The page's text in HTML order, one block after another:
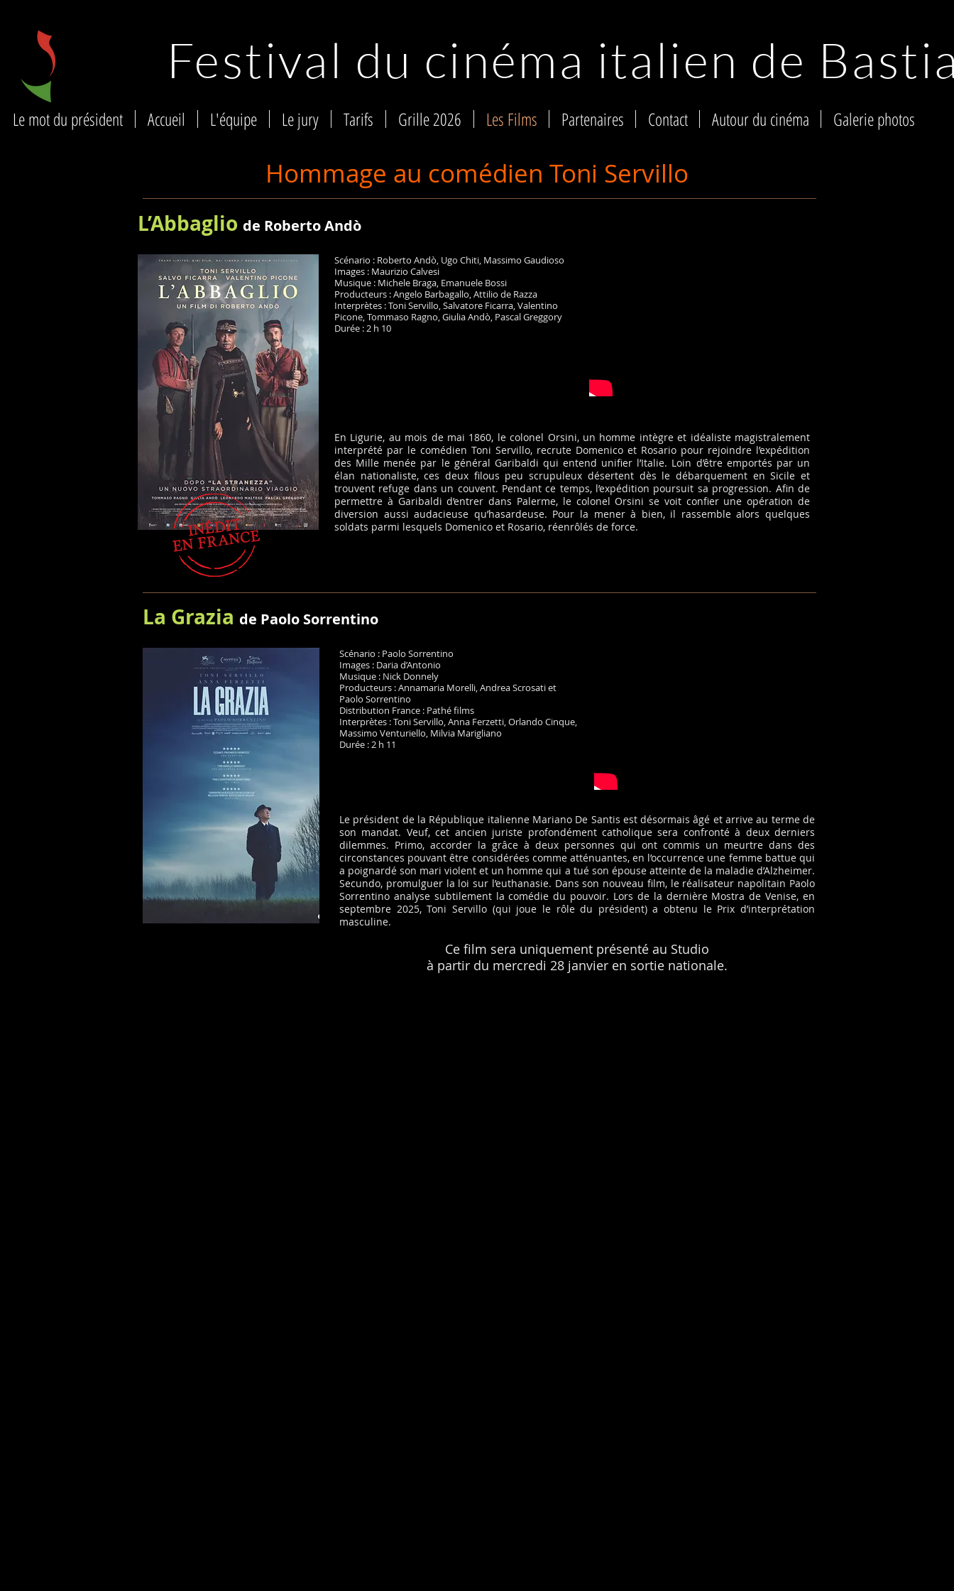
Festival du cinéma italien de
Le mot du président Accueil L'équipe Le jury Tarifs Grille 2026 Les Films Partenaires Contact Autour du cinéma Galerie photos
Hommage au comédien Toni Servillo
L’Abbaglio de Roberto Andò
Scénario : Roberto Andò, Ugo Chiti, Massimo Gaudioso
Images : Maurizio Calvesi
Musique : Michele Braga, Emanuele Bossi
Producteurs : Angelo Barbagallo, Attilio de Razza
Interprètes : Toni Servillo, Salvatore Ficarra, Valentino
Picone, Tommaso Ragno, Giulia Andò, Pascal Greggory
Durée : 2 h 10
En Ligurie, au mois de mai 1860, le colonel Orsini, un homme intègre et idéaliste magistralement
interprété par le comédien Toni Servillo, recrute Domenico et Rosario pour rejoindre l’expédition
des Mille menée par le général Garibaldi qui entend unifier l’Italie. Loin d’être emportés par un
élan nationaliste, ces deux filous peu scrupuleux désertent dès le débarquement en Sicile et
trouvent refuge dans un couvent. Pendant ce temps, l’expédition poursuit sa progression. Afin de
permettre à Garibaldi d’entrer dans Palerme, le colonel Orsini se voit confier une opération de
diversion aussi audacieuse qu’hasardeuse. Pour la mener à bien, il rassemble alors quelques
soldats parmi lesquels Domenico et Rosario, réenrôlés de force.
La Grazia de Paolo Sorrentino
Scénario : Paolo Sorrentino
Images : Daria d’Antonio
Musique : Nick Donnely
Producteurs : Annamaria Morelli, Andrea Scrosati et
Paolo Sorrentino
Distribution France : Pathé films
Interprètes : Toni Servillo, Anna Ferzetti, Orlando Cinque,
Massimo Venturiello, Milvia Marigliano
Durée : 2 h 11
Le président de la République italienne Mariano De Santis est désormais âgé et arrive au terme de
son mandat. Veuf, cet ancien juriste profondément catholique sera confronté à deux derniers
dilemmes. Primo, accorder la grâce à deux personnes qui ont commis un meurtre dans des
circonstances pouvant être considérées comme atténuantes, en l’occurrence une femme battue qui
a poignardé son mari violent et un homme qui a tué son épouse atteinte de la maladie d’Alzheimer.
Secundo, promulguer la loi sur l’euthanasie. Dans son nouveau film, le réalisateur napolitain Paolo
Sorrentino analyse subtilement la comédie du pouvoir. Lors de la dernière Mostra de Venise, en
septembre 2025, Toni Servillo (qui joue le rôle du président) a obtenu le Prix d’interprétation
masculine.
Ce film sera uniquement présenté au Studio
à partir du mercredi 28 janvier en sortie nationale.